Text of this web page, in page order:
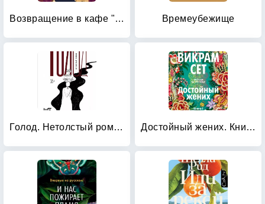
Возвращение в кафе "Полустанок" Времеубежище
Голод. Нетолстый роман Достойный жених. Книга 1